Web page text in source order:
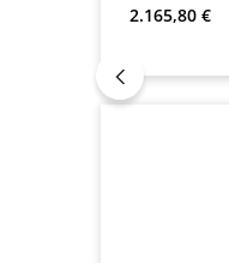
Regulärer
2.165,80 €